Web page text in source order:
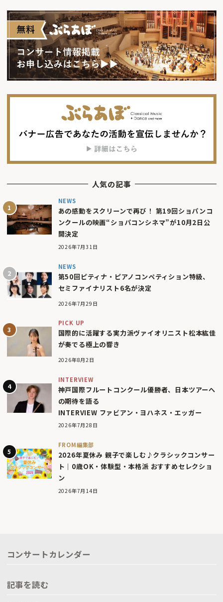
人気の記事
NEWS
あの感動をスクリーンで再び！ 第19回ショパンコ
ンクールの映画“ショパコンシネマ”が10月2日公
開決定
2026年7月31日
NEWS
第50回ピティナ・ピアノコンペティション特級、
セミファイナリスト6名が決定
2026年7月29日
PICK UP
国際的に活躍する実力派ヴァイオリニスト松本紘佳
が奏でる極上の響き
2026年8月2日
INTERVIEW
神戸国際フルートコンクール優勝者、日本ツアーへ
の期待を語る
INTERVIEW ファビアン・ヨハネス・エッガー
2026年7月28日
FROM編集部
2026年夏休み 親子で楽しむ♪クラシックコンサー
ト｜0歳OK・体験型・本格派 おすすめセレクショ
ン
2026年7月14日
コンサートカレンダー
記事を読む